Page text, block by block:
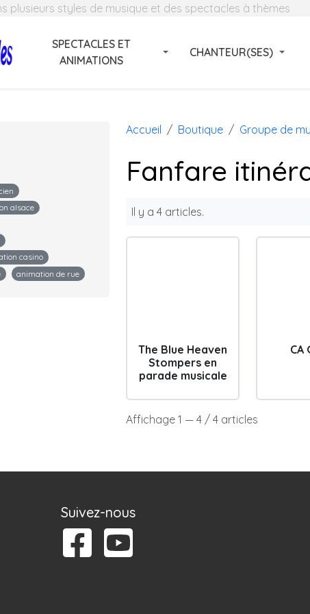
plusieurs styles de musique et des spectacles à thèmes
SPECTACLES ET
ANIMATIONS
CHANTEUR(SES)
Accueil Boutique Groupe de
Fanfare
Il y a 4 articles.
The Blue Heaven
Stompers en
parade musicale
CA
Affichage 1 — 4 / 4 articles
alsace
casino
animation de rue
Suivez-nous